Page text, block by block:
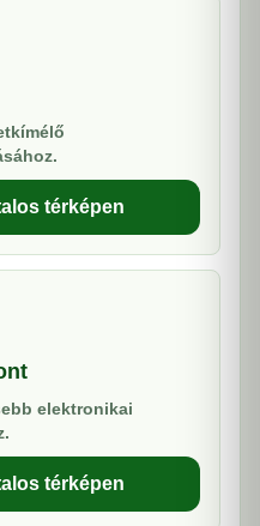
térképen
elektronikai
térképen